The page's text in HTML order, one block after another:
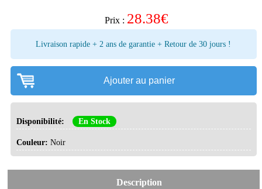
Prix : 28.38€
Livraison rapide + 2 ans de garantie + Retour de 30 jours !
Ajouter au panier
Disponibilité: En Stock
Couleur: Noir
Description